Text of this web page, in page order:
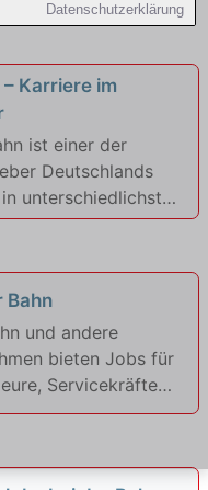
Datenschutzerklärung
Karriere im
ist einer der
Deutschlands
unterschiedlichsten
Lokführer,
mit
und
Besonders für
Bahn
und andere
bieten Jobs für
Servicekräfte
mit sicheren Jobs